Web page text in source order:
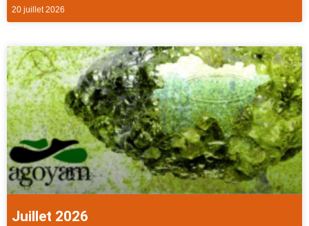
20 juillet 2026
Juillet 2026